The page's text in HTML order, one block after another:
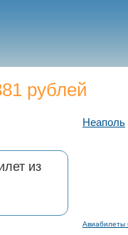
рублей
из
Неаполь
Авиабилеты